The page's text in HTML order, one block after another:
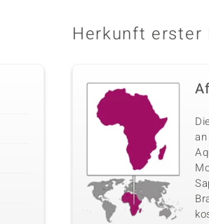
Herkunft erster